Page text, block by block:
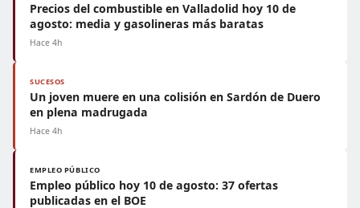
Precios del combustible en Valladolid hoy 10 de
agosto: media y gasolineras más baratas
Hace 4h
SUCESOS
Un joven muere en una colisión en Sardón de Duero
en plena madrugada
Hace 4h
EMPLEO PÚBLICO
Empleo público hoy 10 de agosto: 37 ofertas
publicadas en el BOE